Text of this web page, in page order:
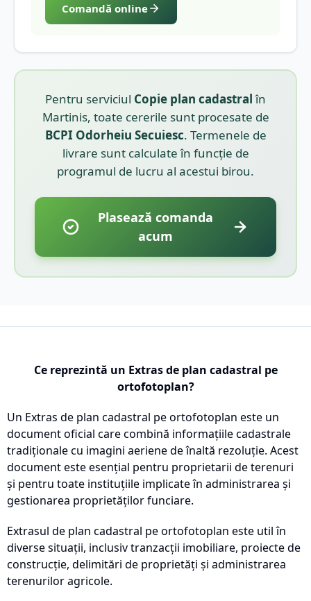
Comandă online
Pentru serviciul Copie plan cadastralîn
Martinis, toate cererile sunt procesate de
BCPI Odorheiu Secuiesc. Termenele de
livrare sunt calculate în funcție de
programul de lucru al acestui birou.
Plasează comanda
acum
Ce reprezintă un Extras de plan cadastral pe
ortofotoplan?
Un Extras de plan cadastral pe ortofotoplan este un
document oficial care combină informațiile cadastrale
tradiționale cu imagini aeriene de înaltă rezoluție. Acest
document este esențial pentru proprietarii de terenuri
și pentru toate instituțiile implicate în administrarea și
gestionarea proprietăților funciare.
Extrasul de plan cadastral pe ortofotoplan este util în
diverse situații, inclusiv tranzacții imobiliare, proiecte de
construcție, delimitări de proprietăți și administrarea
terenurilor agricole.